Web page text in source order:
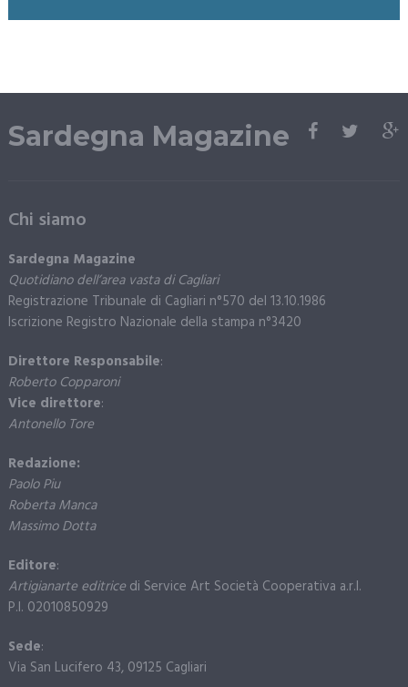
Sardegna Magazine
Chi siamo
Sardegna Magazine
Quotidiano dell’area vasta di Cagliari
Registrazione Tribunale di Cagliari n°570 del 13.10.1986
Iscrizione Registro Nazionale della stampa n°3420
Direttore Responsabile:
Roberto Copparoni
Vice direttore:
Antonello Tore
Redazione:
Paolo Piu
Roberta Manca
Massimo Dotta
Editore:
Artigianarte editricedi Service Art Società Cooperativa a.r.l.
P.I. 02010850929
Sede:
Via San Lucifero 43, 09125 Cagliari